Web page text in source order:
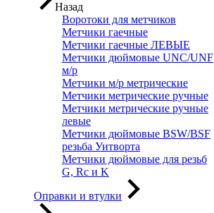
Назад
Воротоки для метчиков
Метчики гаечные
Метчики гаечные ЛЕВЫЕ
Метчики дюймовые UNC/UNF
м/р
Метчики м/р метрические
Метчики метрические ручные
Метчики метрические ручные
левые
Метчики дюймовые BSW/BSF
резьба Уитворта
Метчики дюймовые для резьб
G, Rc и K
Оправки и втулки